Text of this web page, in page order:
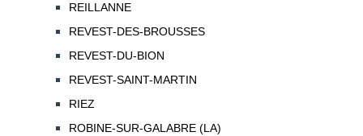
REILLANNE
REVEST-DES-BROUSSES
REVEST-DU-BION
REVEST-SAINT-MARTIN
RIEZ
ROBINE-SUR-GALABRE (LA)